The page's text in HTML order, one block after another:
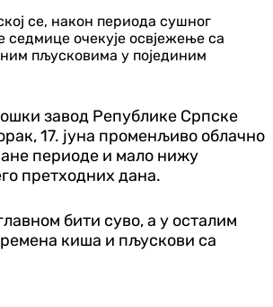
се, након периода сушног
седмице очекује освјежење са
пљусковима у појединим
завод Републике Српске
17. јуна променљиво облачно
периоде и мало нижу
претходних дана.
бити суво, а у осталим
киша и пљускови са